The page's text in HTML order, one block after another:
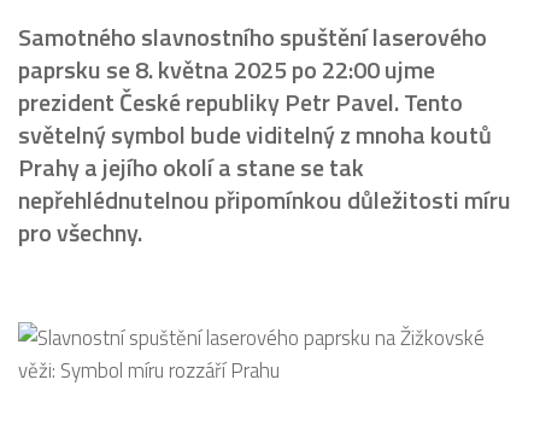
Samotného slavnostního spuštění laserového
paprsku se 8. května 2025 po 22:00 ujme
prezident České republiky Petr Pavel. Tento
světelný symbol bude viditelný z mnoha koutů
Prahy a jejího okolí a stane se tak
nepřehlédnutelnou připomínkou důležitosti míru
pro všechny.